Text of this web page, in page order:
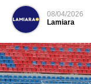
08/04/2026
Lamiara